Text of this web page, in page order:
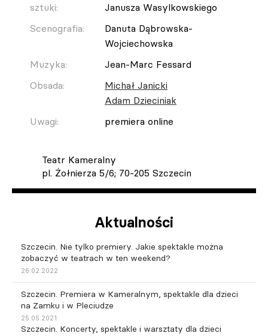
sztuki:
Janusza Wasylkowskiego
Scenografia:
Danuta Dąbrowska-
Wojciechowska
Muzyka:
Jean-Marc Fessard
Obsada:
Michał Janicki
Adam Dzieciniak
Uwagi:
premiera online
Teatr Kameralny
pl. Żołnierza 5/6; 70-205 Szczecin
Aktualności
Szczecin. Nie tylko premiery. Jakie spektakle można
zobaczyć w teatrach w ten weekend?
26.02.2022
Szczecin. Premiera w Kameralnym, spektakle dla dzieci
na Zamku i w Pleciudze
25.05.2021
Szczecin. Koncerty, spektakle i warsztaty dla dzieci